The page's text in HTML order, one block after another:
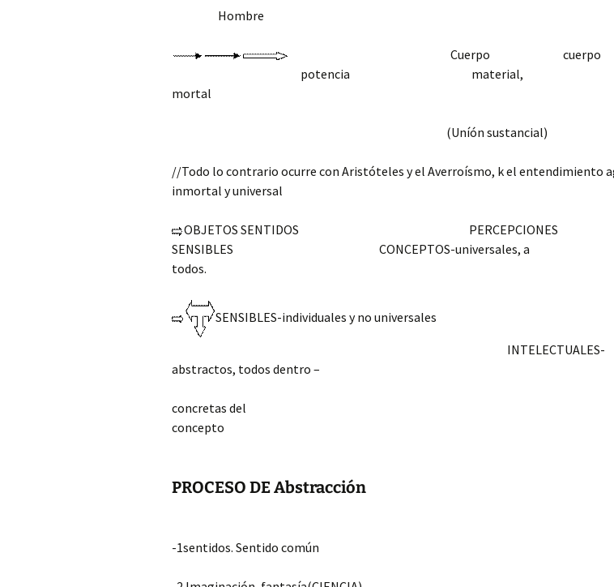
Hombre
Cuerpo cuerpo
potencia material,
mortal
(Uníón sustancial)
//Todo lo contrario ocurre con Aristóteles y el Averroísmo, k el entendimiento
inmortal y universal
OBJETOS SENTIDOS PERCEPCIONES
SENSIBLES CONCEPTOS-universales, a
todos.
SENSIBLES-individuales y no universales
INTELECTUALES-
abstractos, todos dentro –
concretas del
PROCESO DE Abstracción
-1sentidos. Sentido común